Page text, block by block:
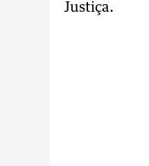
Justiça.